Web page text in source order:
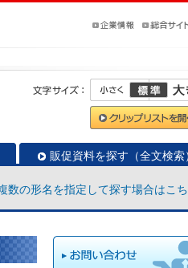
販促資料を探す（全文検索
数の形名を指定して探す場合はこ